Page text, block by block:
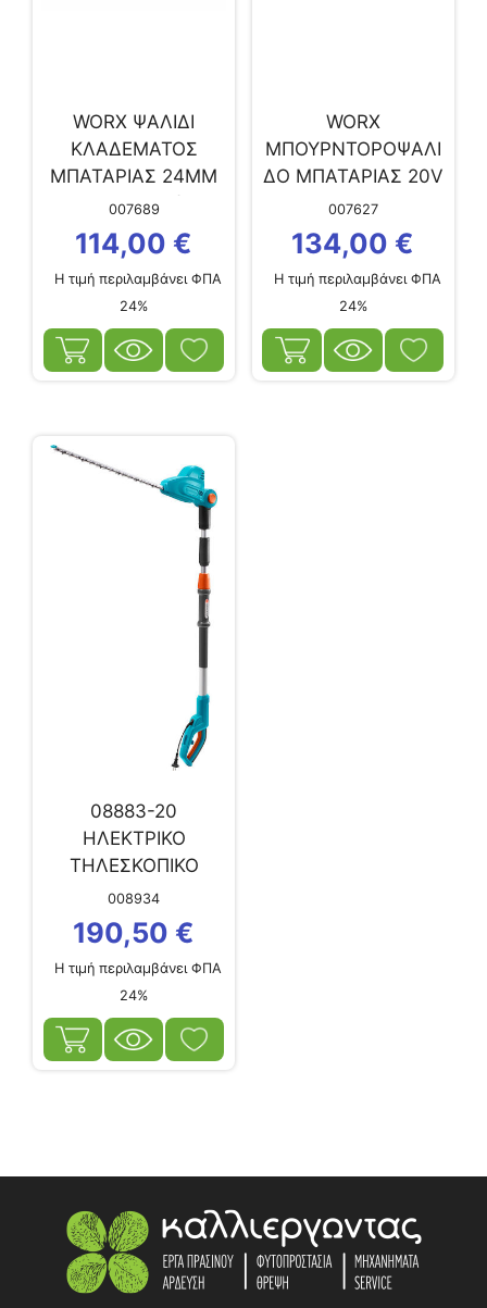
WORX ΨΑΛΙΔΙ
ΚΛΑΔΕΜΑΤΟΣ
ΜΠΑΤΑΡΙΑΣ 24ΜΜ
WG330E.9 Σώμα
Worx (WG330E.9)
007689
114,00 €
Η τιμή περιλαμβάνει ΦΠΑ
24%
WORX
ΜΠΟΥΡΝΤΟΡΟΨΑΛΙ
ΔΟ ΜΠΑΤΑΡΙΑΣ 20V
45CM/16MM 1X2Ah
007627
134,00 €
Η τιμή περιλαμβάνει ΦΠΑ
24%
08883-20
ΗΛΕΚΤΡΙΚΟ
ΤΗΛΕΣΚΟΠΙΚΟ
ΜΠΟΡΝΤΟΥΡΟΨΑΛΙ
ΔΟ GARDENA
THS500/48
008934
190,50 €
Η τιμή περιλαμβάνει ΦΠΑ
24%